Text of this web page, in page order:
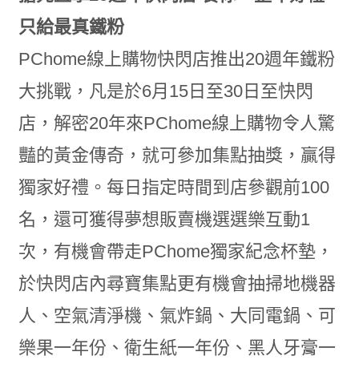
只給最真鐵粉
PChome線上購物快閃店推出20週年鐵粉
大挑戰，凡是於6月15日至30日至快閃
店，解密20年來PChome線上購物令人驚
豔的黃金傳奇，就可參加集點抽獎，贏得
獨家好禮。每日指定時間到店參觀前100
名，還可獲得夢想販賣機選選樂互動1
次，有機會帶走PChome獨家紀念杯墊，
於快閃店內尋寶集點更有機會抽掃地機器
人、空氣清淨機、氣炸鍋、大同電鍋、可
樂果一年份、衛生紙一年份、黑人牙膏一